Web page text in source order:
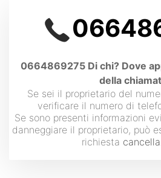
0664869275 Di chi? Dove
della
Se sei il proprietario del
verificare il numero di
Se sono presenti informazioni
danneggiare il proprietario, può
richiesta